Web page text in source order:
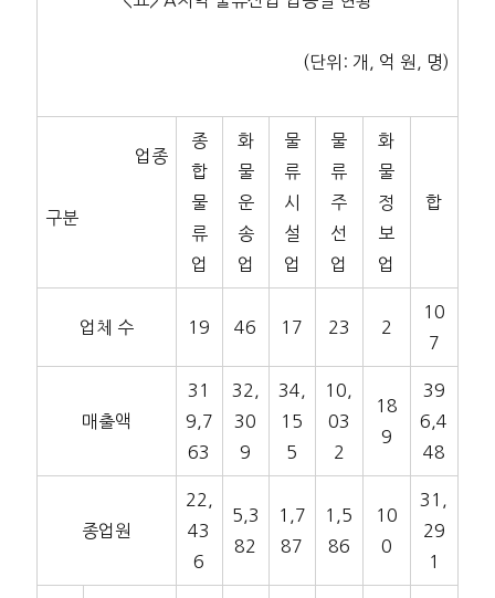
(단위: 개, 억 원, 명)
업종
구분
종
합
물
류
업
화
물
운
송
업
물
류
시
설
업
물
류
주
선
업
화
물
정
보
업
합
업체 수 19 46 17 23 2
10
7
매출액
31
9,7
63
32,
30
9
34,
15
5
10,
03
2
18
9
39
6,4
48
종업원
22,
43
6
5,3
82
1,7
87
1,5
86
10
0
31,
29
1